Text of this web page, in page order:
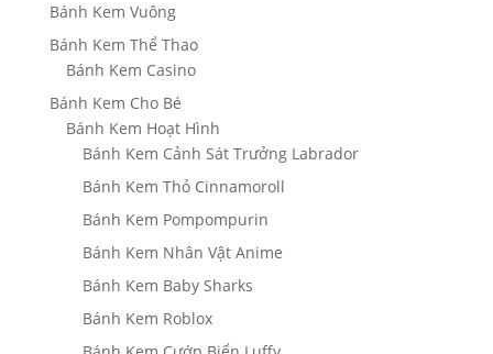
Bánh Kem Vuông
Bánh Kem Thể Thao
Bánh Kem Casino
Bánh Kem Cho Bé
Bánh Kem Hoạt Hình
Bánh Kem Cảnh Sát Trưởng Labrador
Bánh Kem Thỏ Cinnamoroll
Bánh Kem Pompompurin
Bánh Kem Nhân Vật Anime
Bánh Kem Baby Sharks
Bánh Kem Roblox